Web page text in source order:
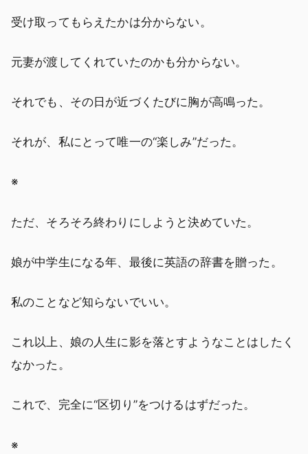
受け取ってもらえたかは分からない。
元妻が渡してくれていたのかも分からない。
それでも、その日が近づくたびに胸が高鳴った。
それが、私にとって唯一の“楽しみ”だった。
※
ただ、そろそろ終わりにしようと決めていた。
娘が中学生になる年、最後に英語の辞書を贈った。
私のことなど知らないでいい。
これ以上、娘の人生に影を落とすようなことはしたく
なかった。
これで、完全に“区切り”をつけるはずだった。
※